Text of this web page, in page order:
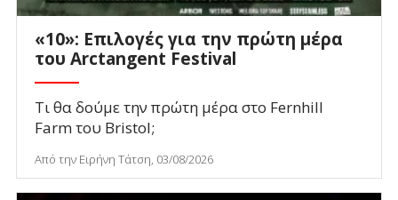
«10»: Επιλογές για την πρώτη μέρα
του Arctangent Festival
Τι θα δούμε την πρώτη μέρα στο Fernhill
Farm του Bristol;
Από την Ειρήνη Τάτση, 03/08/2026